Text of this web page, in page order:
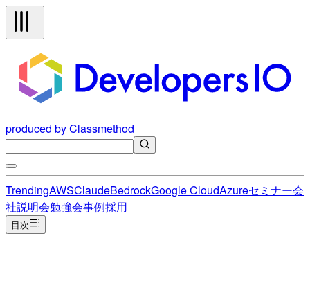
produced by Classmethod
TrendingAWSClaudeBedrockGoogle CloudAzureセミナー会
社説明会勉強会事例採用
目次